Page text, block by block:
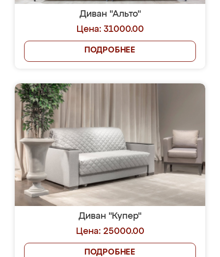
Диван "Альто"
Цена: 31000.00
ПОДРОБНЕЕ
Диван "Купер"
Цена: 25000.00
ПОДРОБНЕЕ